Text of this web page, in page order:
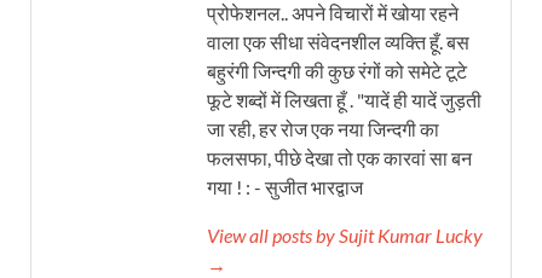
प्रोफेशनल.. अपने विचारों में खोया रहने
वाला एक सीधा संवेदनशील व्यक्ति हूँ. बस
बहुरंगी जिन्दगी की कुछ रंगों को समेटे टूटे
फूटे शब्दों में लिखता हूँ . "यादें ही यादें जुड़ती
जा रही, हर रोज एक नया जिन्दगी का
फलसफा, पीछे देखा तो एक कारवां सा बन
गया ! : - सुजीत भारद्वाज
View all posts by Sujit Kumar Lucky
→